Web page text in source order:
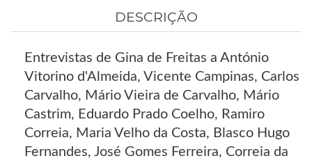
DESCRIÇÃO
Entrevistas de Gina de Freitas a António
Vitorino d'Almeida, Vicente Campinas, Carlos
Carvalho, Mário Vieira de Carvalho, Mário
Castrim, Eduardo Prado Coelho, Ramiro
Correia, Maria Velho da Costa, Blasco Hugo
Fernandes, José Gomes Ferreira, Correia da